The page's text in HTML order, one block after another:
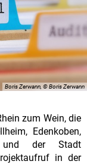
Boris Zerwann, © Boris Zerwann
zum Wein, die
Edenkoben,
und der Stadt
in der